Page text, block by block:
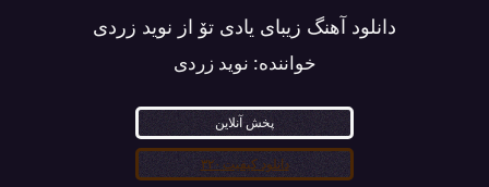
دانلود آهنگ زیبای یادی تۆ از نوید زردی
خواننده: نوید زردی
پخش آنلاین
دانلود کیفیت ۳۲۰